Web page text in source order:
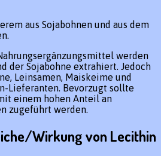
aus Sojabohnen und aus dem
werden
der Sojabohne extrahiert. Jedoch
Leinsamen, Maiskeime und
Lieferanten. Bevorzugt sollte
einem hohen Anteil an
zugeführt werden.
Wirkung von Lecithin